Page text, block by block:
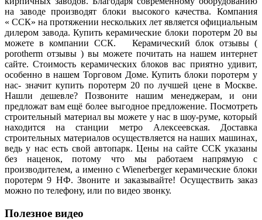
на заводе производят блоки высокого качества. Компания
« ССК» на протяжении нескольких лет является официальным
дилером завода. Купить керамические блоки поротерм 20 вы
можете в компании ССК. Керамический блок отзывы (
porotherm отзывы ) вы можете почитать на нашем интернет
сайте. Стоимость керамических блоков вас приятно удивит,
особенно в нашем Торговом Доме. Купить блоки поротерм у
нас- значит купить поротерм 20 по лучшей цене в Москве.
Нашли дешевле? Позвоните нашим менеджерам, и они
предложат вам ещё более выгодное предложение. Посмотреть
строительный материал вы можете у нас в шоу-руме, который
находится на станции метро Алексеевская. Доставка
строительных материалов осуществляется на наших машинах,
ведь у нас есть свой автопарк. Цены на сайте ССК указаны
без наценок, потому что мы работаем напрямую с
производителем, а именно с Wienerberger керамические блоки
поротерм 9 НФ. Звоните и заказывайте! Осуществить заказ
можно по телефону, или по видео звонку.
Полезное видео